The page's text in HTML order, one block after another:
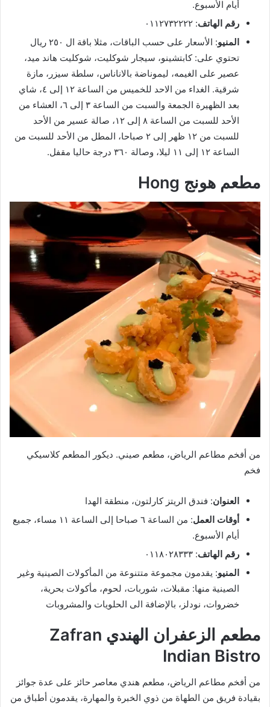
أيام الأسبوع.
رقم الهاتف: ٠١١٢٧٣٢٢٢٢
المنيو
: الأسعار على حسب الباقات، مثلا باقة ال ٢٥٠ ريال
تحتوي على: كابتشينو، سيجار شوكليت، شوكليت هاند ميد،
عصير على الغيمه، ليموناضة بالاناناس، سلطة سيزر، مازة
شرقية. الغداء من الاحد للخميس من الساعة ١٢ إلى ٤، شاي
بعد الظهيرة الجمعة والسبت من الساعة ٣ إلى ٦، العشاء من
الأحد للسبت من الساعة ٨ إلى ١٢، صالة عسير من الأحد
للسبت من ١٢ ظهر إلى ٢ صباحا، المطل من الأحد للسبت من
الساعة ١٢ إلى ١١ ليلا، وصالة ٣٦٠ درجة حاليا مقفل.
مطعم هونج Hong
من أفخم مطاعم الرياض، مطعم صيني. ديكور المطعم كلاسيكي
فخم
العنوان: فندق الريتز كارلتون، منطقة الهدا
أوقات العمل
: من الساعة ٦ صباحا إلى الساعة ١١ مساء، جميع
أيام الأسبوع.
رقم الهاتف: ٠١١٨٠٢٨٣٣٣
المنيو: يقدمون مجموعة متتنوعة من المأكولات الصينية وغير
الصينية منها: مقبلات، شوربات، لحوم، مأكولات بحرية،
خضروات، نودلز، بالإضافة الى الحلويات والمشروبات
مطعم الزعفران الهندي Zafran
Indian Bistro
من أفخم مطاعم الرياض، مطعم هندي معاصر حائز على عدة جوائز
بقيادة فريق من الطهاة من ذوي الخبرة والمهارة، يقدمون أطباق من